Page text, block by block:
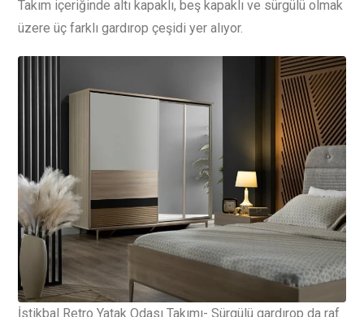
Takım içeriğinde altı kapaklı, beş kapaklı ve sürgülü olmak
üzere üç farklı gardırop çeşidi yer alıyor.
İstikbal Retro Yatak Odası Takımı- Sürgülü gardırop da raf